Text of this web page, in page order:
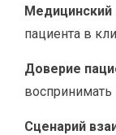
Медицинский
пациента в
Доверие
Сценарий